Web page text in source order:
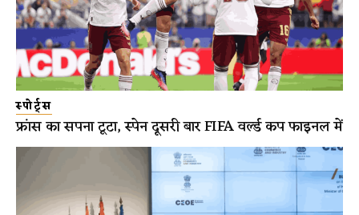
स्पोर्ट्स
फ्रांस का सपना टूटा, स्पेन दूसरी बार FIFA वर्ल्ड कप फाइनल में